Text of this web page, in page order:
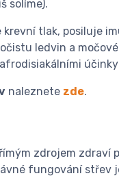
solíme).
tlak, posiluje
ledvin a
naleznete zde.
zdrojem zdraví
fungování střev